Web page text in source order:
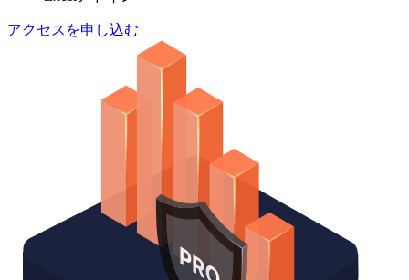
アクセスを申し込む